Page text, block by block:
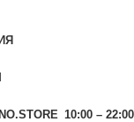
10:00 – 22:00